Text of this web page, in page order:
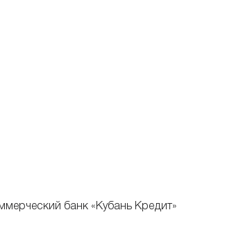
банк «Кубань Кредит»